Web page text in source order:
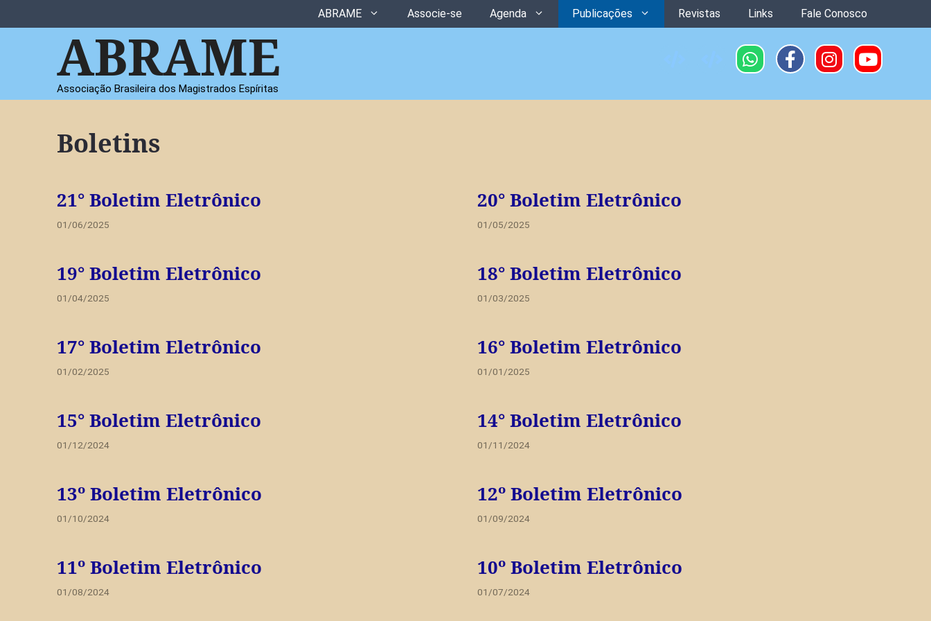
para
ABRAME Associe-se Agenda Publicações Revistas Links Fale Conosco
ABRAME
Associação Brasileira dos Magistrados Espíritas
Boletins
21° Boletim Eletrônico
01/06/2025
20° Boletim Eletrônico
01/05/2025
19° Boletim Eletrônico
01/04/2025
18° Boletim Eletrônico
01/03/2025
17° Boletim Eletrônico
01/02/2025
16° Boletim Eletrônico
01/01/2025
15° Boletim Eletrônico
01/12/2024
14° Boletim Eletrônico
01/11/2024
13º Boletim Eletrônico
01/10/2024
12º Boletim Eletrônico
01/09/2024
11º Boletim Eletrônico
01/08/2024
10º Boletim Eletrônico
01/07/2024